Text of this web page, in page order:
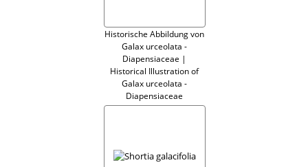
Historische Abbildung von
Galax urceolata -
Diapensiaceae |
Historical Illustration of
Galax urceolata -
Diapensiaceae